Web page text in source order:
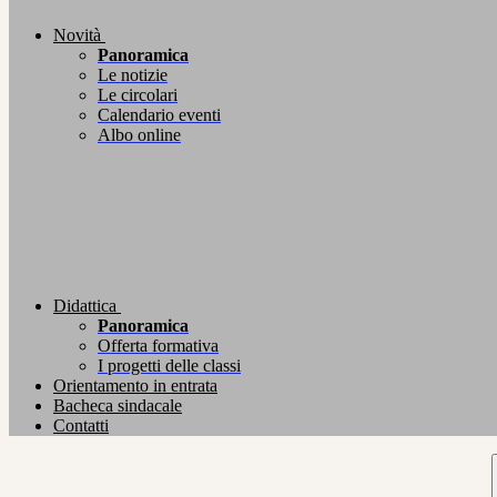
Novità
Panoramica
Le notizie
Le circolari
Calendario eventi
Albo online
Didattica
Panoramica
Offerta formativa
I progetti delle classi
Orientamento in entrata
Bacheca sindacale
Contatti